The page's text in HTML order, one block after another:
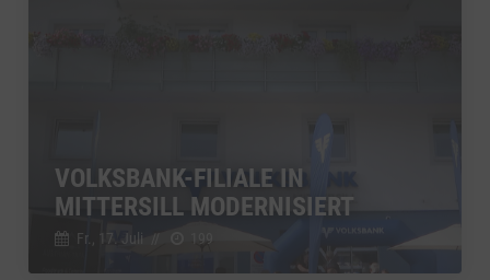
VOLKSBANK-FILIALE IN
MITTERSILL MODERNISIERT
Fr., 17. Juli // 199